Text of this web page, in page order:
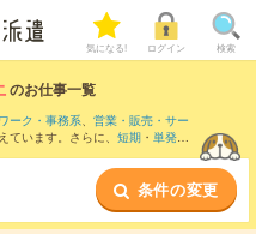
気になる! ログイン 検索
のお仕事一覧
ーク・事務系、 営業・販売・サー
ています。さらに、 短期 ・ 単発な
条件の変更